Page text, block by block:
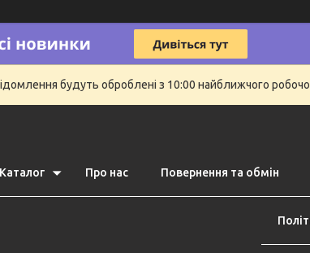
будуть оброблені з 10:00 найближчого
Каталог Про нас Повернення та обмін